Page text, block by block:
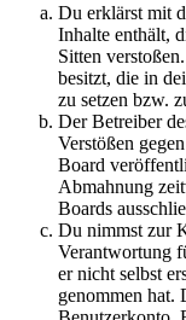
Du erklärst mit
Inhalte enthält,
Sitten
besitzt, die in
zu setzen bzw.
Der Betreiber
Verstößen
Board
Abmahnung
Boards
Du nimmst zur
Verantwortung
er nicht selbst
genommen hat.